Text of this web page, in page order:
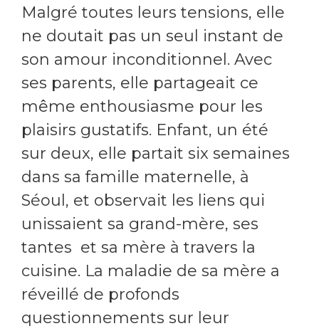
Malgré toutes leurs tensions, elle
ne doutait pas un seul instant de
son amour inconditionnel. Avec
ses parents, elle partageait ce
même enthousiasme pour les
plaisirs gustatifs. Enfant, un été
sur deux, elle partait six semaines
dans sa famille maternelle, à
Séoul, et observait les liens qui
unissaient sa grand-mère, ses
tantes et sa mère à travers la
cuisine. La maladie de sa mère a
réveillé de profonds
questionnements sur leur